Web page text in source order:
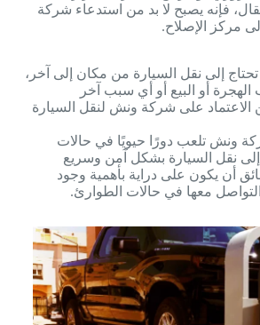
فإنه يصبح لا بد من استدعاء شركة
مركز الإصلاح.
إلى نقل السيارة من مكان إلى آخر،
أو البيع أو أي سبب آخر
الاعتماد على شركة ونش لنقل السيارة
ونش تلعب دورًا حيويًا في حالات
إلى نقل السيارة بشكل آمن وسريع
أن يكون على دراية بأهمية وجود
معها في حالات الطوارئ.